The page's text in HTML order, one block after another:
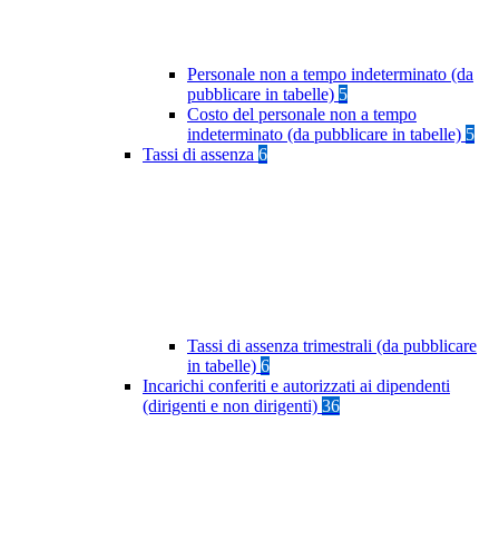
Personale non a tempo indeterminato (da
pubblicare in tabelle) 5
Costo del personale non a tempo
indeterminato (da pubblicare in tabelle) 5
Tassi di assenza 6
Tassi di assenza trimestrali (da pubblicare
in tabelle) 6
Incarichi conferiti e autorizzati ai dipendenti
(dirigenti e non dirigenti) 36